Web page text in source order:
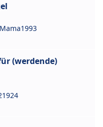
(werdende)